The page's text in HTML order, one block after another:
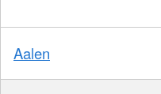
Aalen